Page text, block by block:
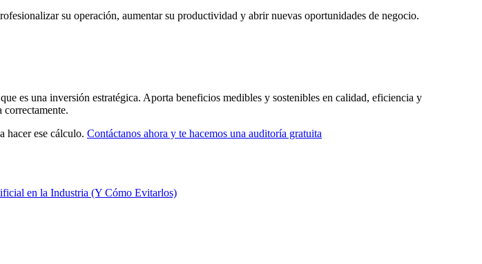
su operación, aumentar su productividad y abrir nuevas oportunidades de negocio.
es una inversión estratégica. Aporta beneficios medibles y sostenibles en calidad, eficiencia y
hacer ese cálculo. Contáctanos ahora y te hacemos una auditoría gratuita
en la Industria (Y Cómo Evitarlos)